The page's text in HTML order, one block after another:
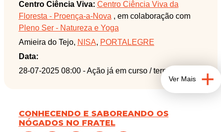
Centro Ciência Viva: Centro Ciência Viva da
Floresta - Proença-a-Nova , em colaboração com
Pleno Ser - Natureza e Yoga
Amieira do Tejo, NISA, PORTALEGRE
Data:
28-07-2025 08:00 - Ação já em curso / terminada
Ver Mais
CONHECENDO E SABOREANDO OS
NÓGADOS NO FRATEL